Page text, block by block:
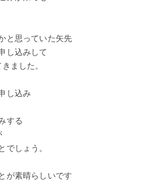
と思っていた矢先
し込みして
ました。
し込み
する
でしょう。
が素晴らしいです